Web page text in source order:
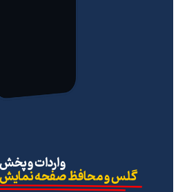
‌واردات و پخش
گلس و محافظ صفحه